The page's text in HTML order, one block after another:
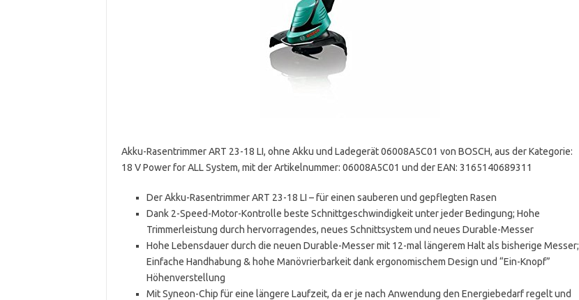
Akku-Rasentrimmer ART 23-18 LI, ohne Akku und Ladegerät 06008A5C01 von BOSCH, aus der Kategorie:
18 V Power for ALL System, mit der Artikelnummer: 06008A5C01 und der EAN: 3165140689311
Der Akku-Rasentrimmer ART 23-18 LI – für einen sauberen und gepflegten Rasen
Dank 2-Speed-Motor-Kontrolle beste Schnittgeschwindigkeit unter jeder Bedingung; Hohe
Trimmerleistung durch hervorragendes, neues Schnittsystem und neues Durable-Messer
Hohe Lebensdauer durch die neuen Durable-Messer mit 12-mal längerem Halt als bisherige Messer;
Einfache Handhabung & hohe Manövrierbarkeit dank ergonomischem Design und “Ein-Knopf”
Höhenverstellung
Mit Syneon-Chip für eine längere Laufzeit, da er je nach Anwendung den Energiebedarf regelt und